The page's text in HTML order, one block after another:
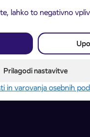
lahko to negativno
Prilagodi nastavitve
in varovanja osebnih
in avtobusov